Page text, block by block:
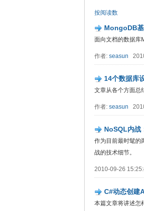
按阅读数
MongoDB
面向文档的数据库
作者: seasun
14个数据库
文章从各个方面总
作者: seasun
NoSQL内战
作为目前最时髦的
战的技术细节。
2010-09-26
C#动态创建
本篇文章将讲述怎